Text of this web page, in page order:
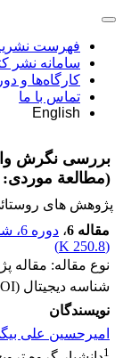
فهرست
سامانه نشر
کارگاه‌ها و
تماس با ما
English
بررسی نگرش
(مطالعة موردی:
پژوهش های
مقاله 6
، دوره 6، شماره 3
(
250.8 K
)
نوع مقاله: مقاله
شناسه دیجیتال (DOI):
نویسندگان
امیرحسین علی
1